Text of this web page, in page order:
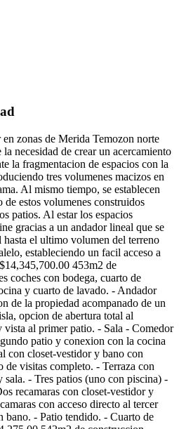
zonas de Merida Temozon norte
necesidad de crear un acercamiento
la fragmentacion de espacios con la
tres volumenes macizos en
Al mismo tiempo, se establecen
de estos volumenes construidos
patios. Al estar los espacios
gracias a un andador lineal que se
el ultimo volumen del terreno
estableciendo un facil acceso a
453m2 de
coches con bodega, cuarto de
y cuarto de lavado. - Andador
de la propiedad acompanado de un
opcion de abertura total al
vista al primer patio. - Sala - Comedor
patio y conexion con la cocina
con closet-vestidor y bano con
de visitas completo. - Terraza con
- Tres patios (uno con piscina) -
recamaras con closet-vestidor y
con acceso directo al tercer
bano. - Patio tendido. - Cuarto de